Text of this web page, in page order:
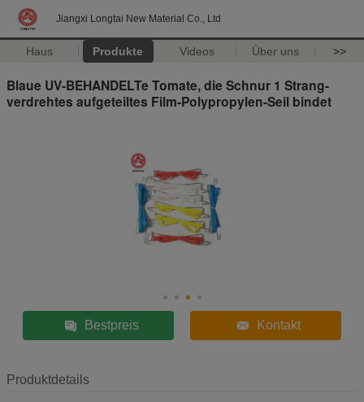
Jiangxi Longtai New Material Co., Ltd
Haus Produkte Videos Über uns >>
Blaue UV-BEHANDELTe Tomate, die Schnur 1 Strang-
verdrehtes aufgeteiltes Film-Polypropylen-Seil bindet
Bestpreis Kontakt
Produktdetails